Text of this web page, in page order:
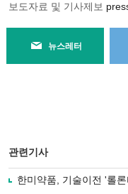
보도자료 및 기사제보
뉴스레터
관련기사
한미약품, 기술이전 '롤